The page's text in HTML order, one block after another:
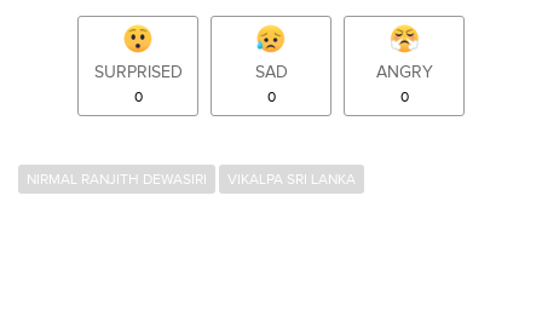
SURPRISED
0
SAD
0
ANGRY
0
NIRMAL RANJITH DEWASIRI VIKALPA SRI LANKA